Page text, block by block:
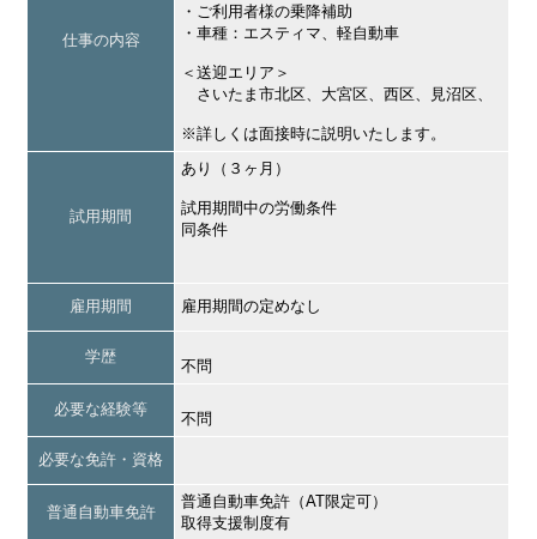
仕事の内容
・ご利用者様の乗降補助
・車種：エスティマ、軽自動車
＜送迎エリア＞
さいたま市北区、大宮区、西区、見沼区、
※詳しくは面接時に説明いたします。
試用期間
あり（３ヶ月）
試用期間中の労働条件
同条件
雇用期間 雇用期間の定めなし
学歴
不問
必要な経験等
不問
必要な免許・資格
普通自動車免許
普通自動車免許（AT限定可）
取得支援制度有